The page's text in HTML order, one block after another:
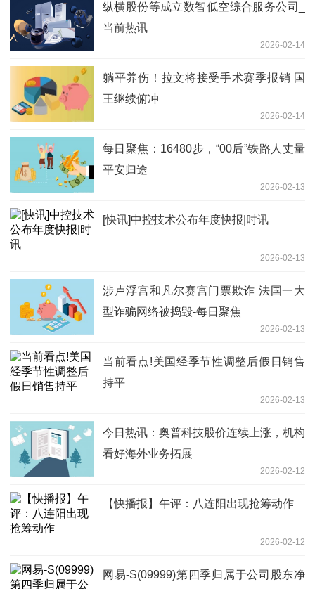
纵横股份等成立数智低空综合服务公司_
当前热讯
2026-02-14
躺平养伤！拉文将接受手术赛季报销 国
王继续俯冲
2026-02-14
每日聚焦：16480步，“00后”铁路人丈量
平安归途
2026-02-13
[快讯]中控技术公布年度快报|时讯
2026-02-13
涉卢浮宫和凡尔赛宫门票欺诈 法国一大
型诈骗网络被捣毁-每日聚焦
2026-02-13
当前看点!美国经季节性调整后假日销售
持平
2026-02-13
今日热讯：奥普科技股价连续上涨，机构
看好海外业务拓展
2026-02-12
【快播报】午评：八连阳出现抢筹动作
2026-02-12
网易-S(09999)第四季归属于公司股东净